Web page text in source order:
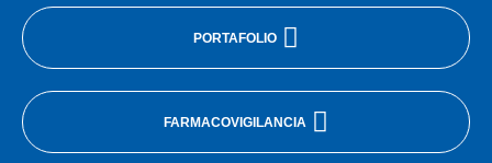
PORTAFOLIO
FARMACOVIGILANCIA